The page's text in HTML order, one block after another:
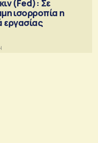
(Fed): Σε
ισορροπία η
εργασίας